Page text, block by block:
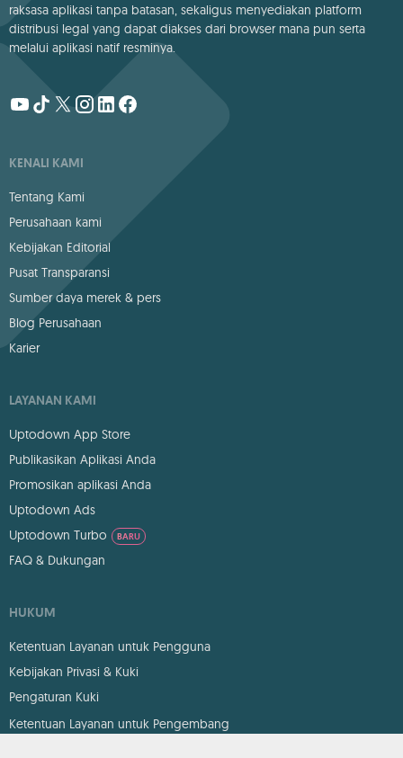
raksasa aplikasi tanpa batasan, sekaligus menyediakan platform
distribusi legal yang dapat diakses dari browser mana pun serta
melalui aplikasi natif resminya.
KENALI KAMI
Tentang Kami
Perusahaan kami
Kebijakan Editorial
Pusat Transparansi
Sumber daya merek & pers
Blog Perusahaan
Karier
LAYANAN KAMI
Uptodown App Store
Publikasikan Aplikasi Anda
Promosikan aplikasi Anda
Uptodown Ads
Uptodown Turbo
BARU
FAQ & Dukungan
HUKUM
Ketentuan Layanan untuk Pengguna
Kebijakan Privasi & Kuki
Pengaturan Kuki
Ketentuan Layanan untuk Pengembang